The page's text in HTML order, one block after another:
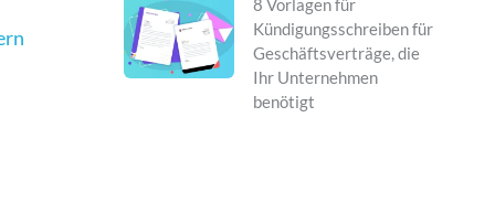
8 Vorlagen für
Kündigungsschreiben für
Geschäftsverträge, die
Ihr Unternehmen
benötigt